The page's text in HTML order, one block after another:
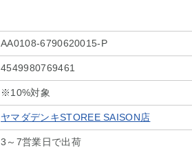
AA0108-6790620015-P
4549980769461
※10%対象
ヤマダデンキSTOREE SAISON店
3～7営業日で出荷